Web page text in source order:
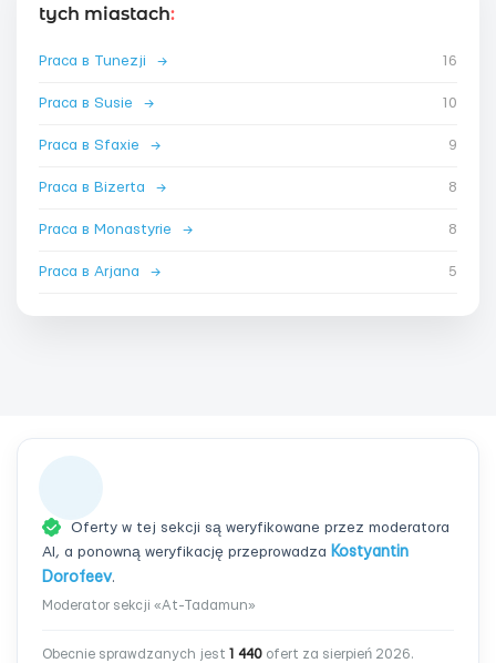
tych miastach:
Praca в Tunezji → 16
Praca в Susie → 10
Praca в Sfaxie → 9
Praca в Bizerta → 8
Praca в Monastyrie → 8
Praca в Arjana → 5
Oferty w tej sekcji są weryfikowane przez moderatora
AI, a ponowną weryfikację przeprowadza Kostyantin
Dorofeev.
Moderator sekcji «At-Tadamun»
Obecnie sprawdzanych jest 1 440 ofert za sierpień 2026.